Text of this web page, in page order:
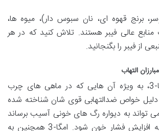
برنج قهوه ای، نان سبوس دار)، میوه ها،
عالی فیبر هستند. تلاش کنید که در هر
از فیبر را بگنجانید.
اسیدهای چرب امگا-3، به ویژه آن هایی که در ماهی های چرب
خواص ضدالتهابی قوی شان شناخته شده
تواند به دیواره رگ های خونی آسیب برساند
و در نهایت منجر به افزایش فشار خون شود. امگا-3 همچنین به